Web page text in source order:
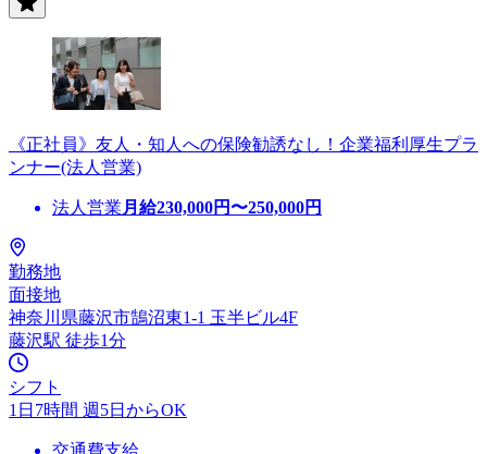
《正社員》友人・知人への保険勧誘なし！企業福利厚生プラ
ンナー(法人営業)
法人営業 月給230,000円〜250,000円
勤務地
面接地
神奈川県藤沢市鵠沼東1-1 玉半ビル4F
藤沢駅 徒歩1分
シフト
1日7時間 週5日からOK
交通費支給